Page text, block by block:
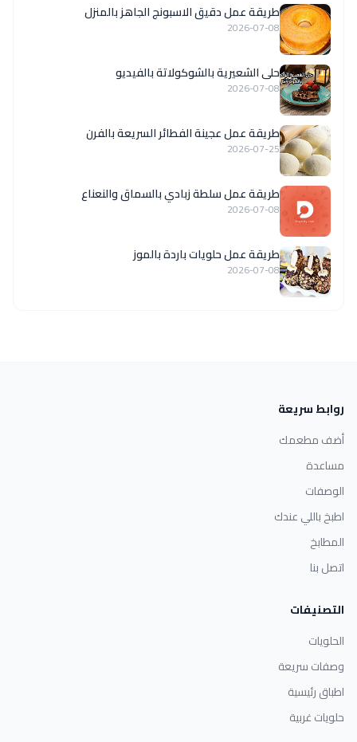
طريقة عمل دقيق الاسبونج الجاهز بالمنزل
2026-07-08
حلى الشعيرية بالشوكولاتة بالفيديو
2026-07-08
طريقة عمل عجينة الفطائر السريعة بالفرن
2026-07-25
طريقة عمل سلطة زبادي بالسماق والنعناع
2026-07-08
طريقة عمل حلويات باردة بالموز
2026-07-08
روابط سريعة
أضف مطعمك
مساعدة
الوصفات
اطبخ باللي عندك
المطابخ
اتصل بنا
التصنيفات
الحلويات
وصفات سريعة
اطباق رئيسية
حلويات غربية